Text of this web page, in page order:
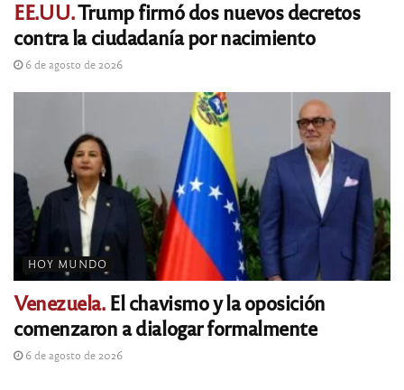
EE.UU.Trump firmó dos nuevos decretos
contra la ciudadanía por nacimiento
6 de agosto de 2026
HOY MUNDO
Venezuela.El chavismo y la oposición
comenzaron a dialogar formalmente
6 de agosto de 2026